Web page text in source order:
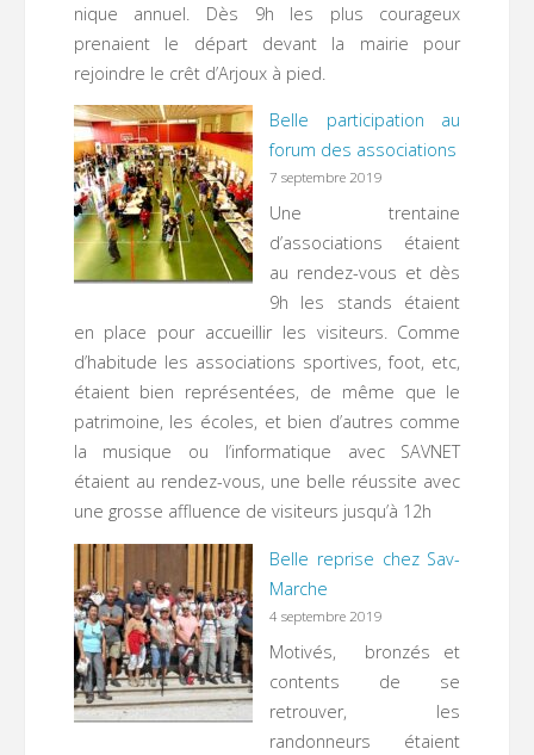
nique annuel. Dès 9h les plus courageux
prenaient le départ devant la mairie pour
rejoindre le crêt d’Arjoux à pied.
Belle participation au
forum des associations
7 septembre 2019
Une trentaine
d’associations étaient
au rendez-vous et dès
9h les stands étaient
en place pour accueillir les visiteurs. Comme
d’habitude les associations sportives, foot, etc,
étaient bien représentées, de même que le
patrimoine, les écoles, et bien d’autres comme
la musique ou l’informatique avec SAVNET
étaient au rendez-vous, une belle réussite avec
une grosse affluence de visiteurs jusqu’à 12h
Belle reprise chez Sav-
Marche
4 septembre 2019
Motivés, bronzés et
contents de se
retrouver, les
randonneurs étaient